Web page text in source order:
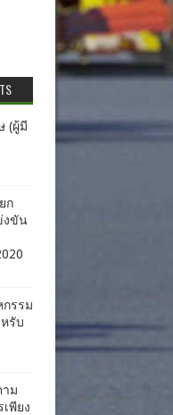
(ผู้มี
ก
งขัน
รรม
รับ
ม
พียง